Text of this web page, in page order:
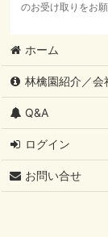
のお受け取りをお
ホーム
林檎園紹介／会
Q&A
ログイン
お問い合せ